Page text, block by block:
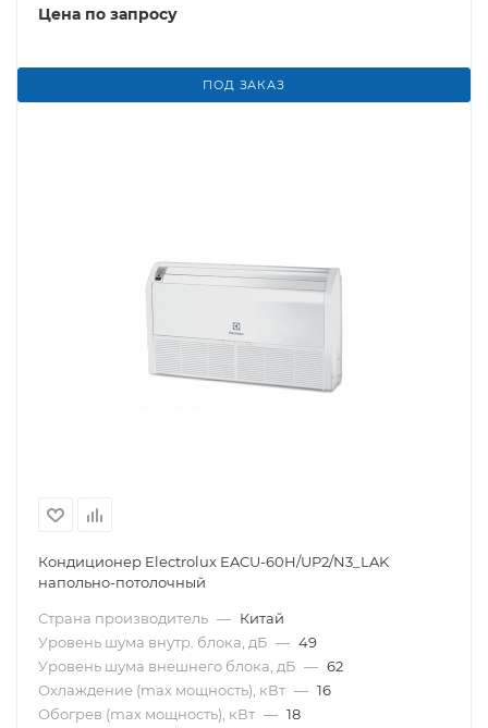
Цена по запросу
ПОД ЗАКАЗ
Кондиционер Electrolux EACU-60H/UP2/N3_LAK
напольно-потолочный
Страна производитель — Китай
Уровень шума внутр. блока, дБ — 49
Уровень шума внешнего блока, дБ — 62
Охлаждение (max мощность), кВт — 16
Обогрев (max мощность), кВт — 18